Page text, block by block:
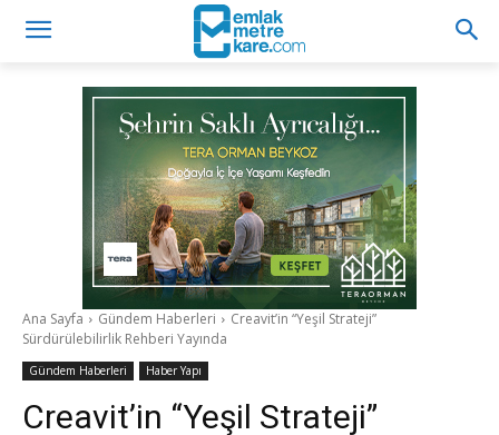
Ana Sayfa Gündem Haberleri
Creavit’in “Yeşil Strateji”
Sürdürülebilirlik Rehberi Yayında
Gündem Haberleri Haber Yapı
Creavit’in “Yeşil Strateji”